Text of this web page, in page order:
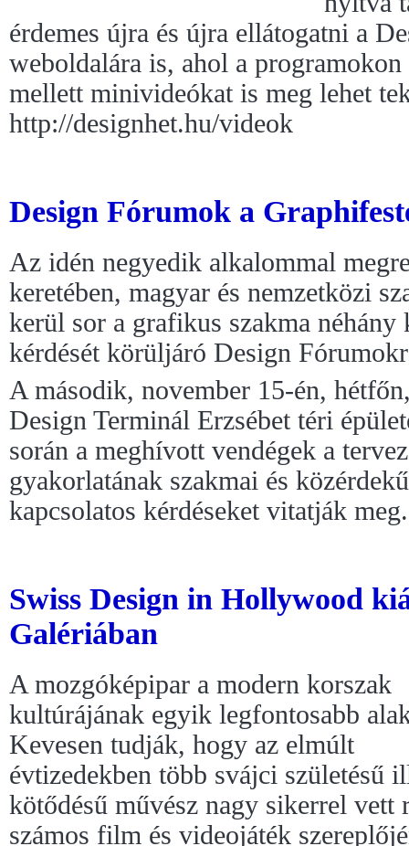
érdemes újra és újra ellátogatni a
weboldalára is, ahol a
mellett minivideókat is meg lehet
http://designhet.hu/videok
Design Fórumok a
Az idén negyedik alkalommal
keretében, magyar és nemzetközi
kerül sor a grafikus szakma
kérdését körüljáró Design
A második, november 15-én,
Design Terminál Erzsébet téri
során a meghívott vendégek a
gyakorlatának szakmai és
kapcsolatos kérdéseket vitatják meg.
Swiss Design in Hollywood
Galériában
A mozgóképipar a modern korszak
kultúrájának egyik legfontosabb
Kevesen tudják, hogy az elmúlt
évtizedekben több svájci születésű
kötődésű művész nagy sikerrel vett
számos film és videojáték